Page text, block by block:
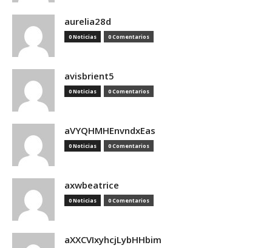
aurelia28d
0 Noticias 0 Comentarios
avisbrient5
0 Noticias 0 Comentarios
aVYQHMHEnvndxEas
0 Noticias 0 Comentarios
axwbeatrice
0 Noticias 0 Comentarios
aXXCVIxyhcjLybHHbim